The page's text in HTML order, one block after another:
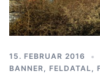
15. FEBRUAR 2016
BANNER, FELDATAL,